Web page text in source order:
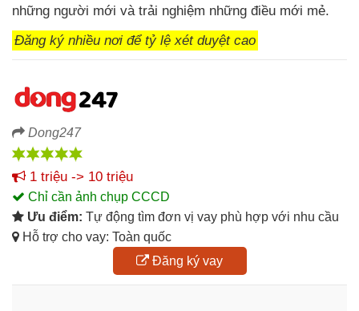
những người mới và trải nghiệm những điều mới mẻ.
Đăng ký nhiều nơi để tỷ lệ xét duyệt cao
Dong247
1 triệu -> 10 triệu
Chỉ cần ảnh chụp CCCD
Ưu điểm: Tự động tìm đơn vị vay phù hợp với nhu cầu
Hỗ trợ cho vay: Toàn quốc
Đăng ký vay